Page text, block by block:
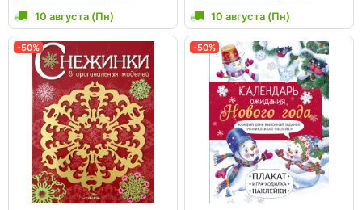
10 августа (Пн) 10 августа (Пн)
-50% -50%